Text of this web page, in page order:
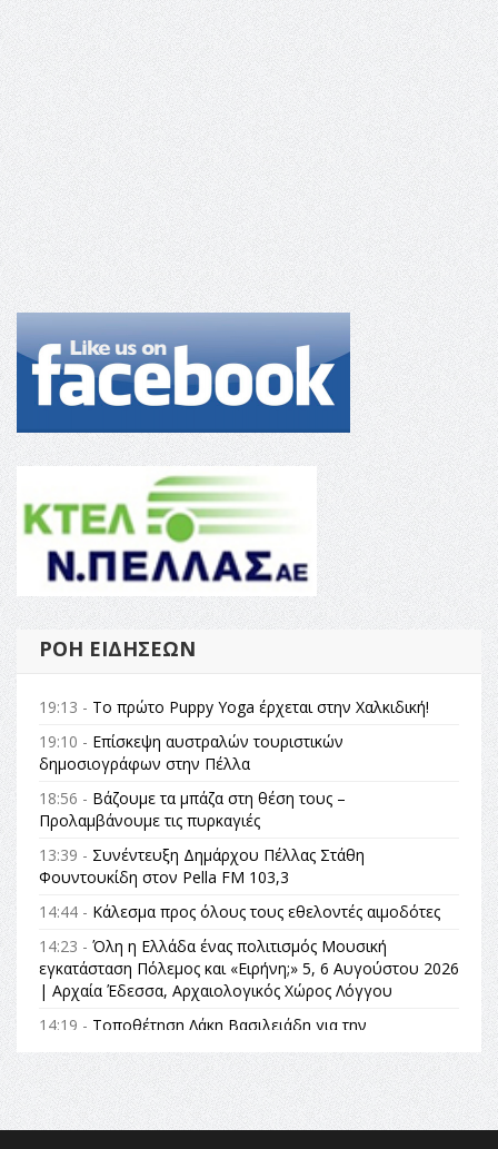
ΡΟΉ ΕΙΔΉΣΕΩΝ
19:13 - Το πρώτο Puppy Yoga έρχεται στην Χαλκιδική!
19:10 - Επίσκεψη αυστραλών τουριστικών
δημοσιογράφων στην Πέλλα
18:56 - Βάζουμε τα μπάζα στη θέση τους –
Προλαμβάνουμε τις πυρκαγιές
13:39 - Συνέντευξη Δημάρχου Πέλλας Στάθη
Φουντουκίδη στον Pella FM 103,3
14:44 - Κάλεσμα προς όλους τους εθελοντές αιμοδότες
14:23 - Όλη η Ελλάδα ένας πολιτισμός Μουσική
εγκατάσταση Πόλεμος και «Ειρήνη;» 5, 6 Αυγούστου 2026
| Αρχαία Έδεσσα, Αρχαιολογικός Χώρος Λόγγου
14:19 - Τοποθέτηση Λάκη Βασιλειάδη για την
Αναθεώρηση του Συντάγματος: «Σε τέτοιες κορυφαίες
θεσμικές διαδικασίες υπάρχει μόνο η ευθύνη απέναντι
στις επόμενες γενιές»
16:35 -Το πρόγραμμα του ΠΑΟΚ στον δεύτερο γύρο του